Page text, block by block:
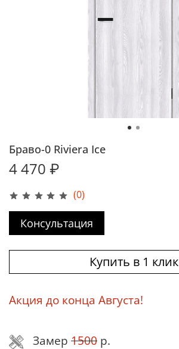
(0)
Браво-0 Riviera Ice
4 470 ₽
Консультация
Купить в 1 клик
Акция до конца Августа!
Замер 1500 р.